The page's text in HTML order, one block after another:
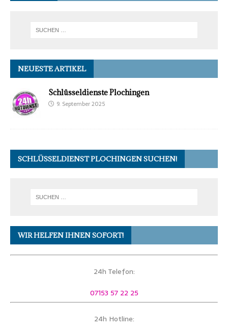
NEUESTE ARTIKEL
Schlüsseldienste Plochingen
9. September 2025
SCHLÜSSELDIENST PLOCHINGEN SUCHEN!
WIR HELFEN IHNEN SOFORT!
24h Telefon:
07153 57 22 25
24h Hotline: